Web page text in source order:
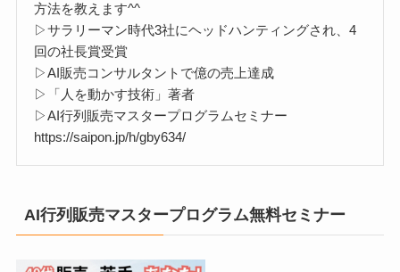
方法を教えます^^
▷サラリーマン時代3社にヘッドハンティングされ、4
回の社長賞受賞
▷AI販売コンサルタントで億の売上達成
▷「人を動かす技術」著者
▷AI行列販売マスタープログラムセミナー
https://saipon.jp/h/gby634/
AI行列販売マスタープログラム無料セミナー